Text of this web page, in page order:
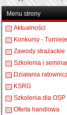
Menu strony
Aktualności
Konkursy - Turnieje
Zawody strażackie
Szkolenia i
Działania
KSRG
Szkolenia dla OSP
Oferta handlowa